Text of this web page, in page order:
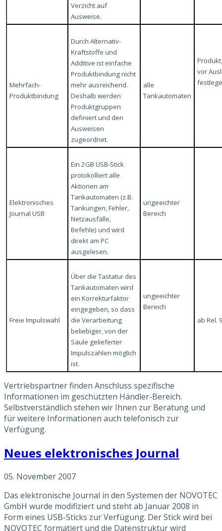
Verzicht auf
Ausweise.
Mehrfach-
Produktbindung
Durch Alternativ-
Kraftstoffe und
Additive ist einfache
Produktbindung nicht
mehr ausreichend.
Deshalb werden
Produktgruppen
definiert und den
Ausweisen
zugeordnet.
alle
Tankautomaten
vor
Elektronisches
Journal USB
Ein 2GB USB-Stick
protokolliert alle
Aktionen am
Tankautomaten (z.B.
Tankungen, Fehler,
Netzausfälle,
Befehle) und wird
direkt am PC
ausgelesen.
ungeeichter
Bereich
Freie Impulswahl
Über die Tastatur des
Tankautomaten wird
ein Korrekturfaktor
eingegeben, so dass
die Verarbeitung
beliebiger, von der
Säule gelieferter
Impulszahlen möglich
ist.
ungeeichter
Bereich
ab Rel.
Vertriebspartner finden Anschluss spezifische
Informationen im geschützten Händler-Bereich.
Selbstverständlich stehen wir Ihnen zur Beratung und
für weitere Informationen auch telefonisch zur
Verfügung.
Neues elektronisches Journal
05. November 2007
Das elektronische Journal in den Systemen der NOVOTEC
GmbH wurde modifiziert und steht ab Januar 2008 in
Form eines USB-Sticks zur Verfügung. Der Stick wird bei
NOVOTEC formatiert und die Datenstruktur wird